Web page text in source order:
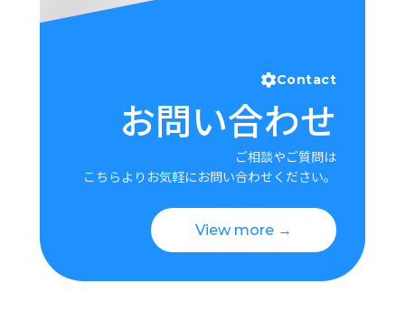
Contact
お問い合わせ
ご相談やご質問は
こちらよりお気軽にお問い合わせください。
View more →